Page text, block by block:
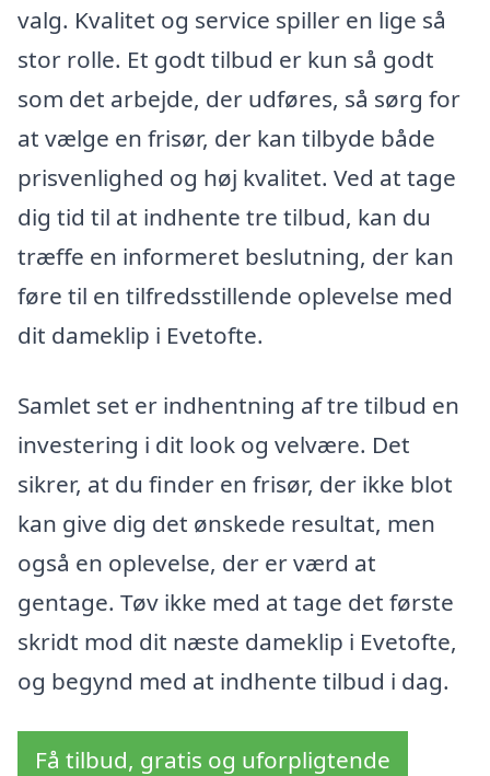
valg. Kvalitet og service spiller en lige så
stor rolle. Et godt tilbud er kun så godt
som det arbejde, der udføres, så sørg for
at vælge en frisør, der kan tilbyde både
prisvenlighed og høj kvalitet. Ved at tage
dig tid til at indhente tre tilbud, kan du
træffe en informeret beslutning, der kan
føre til en tilfredsstillende oplevelse med
dit dameklip i Evetofte.
Samlet set er indhentning af tre tilbud en
investering i dit look og velvære. Det
sikrer, at du finder en frisør, der ikke blot
kan give dig det ønskede resultat, men
også en oplevelse, der er værd at
gentage. Tøv ikke med at tage det første
skridt mod dit næste dameklip i Evetofte,
og begynd med at indhente tilbud i dag.
Få tilbud, gratis og uforpligtende